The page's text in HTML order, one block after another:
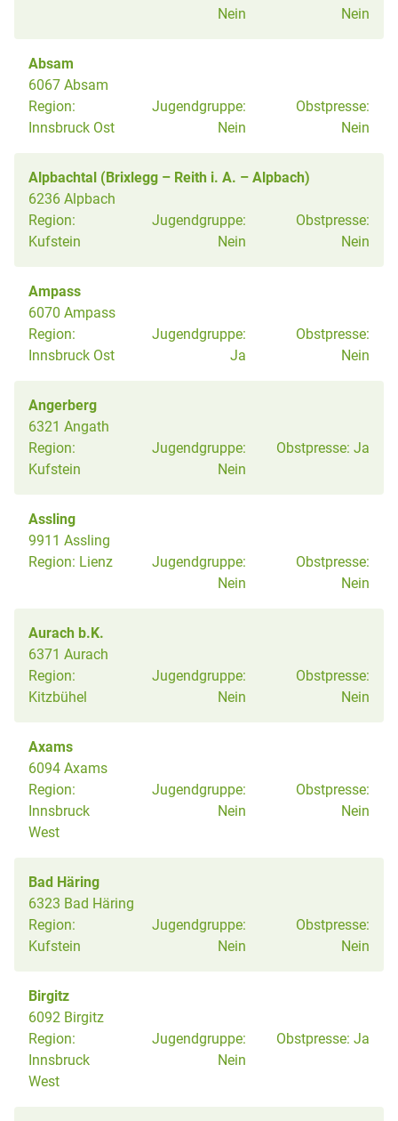
Nein
Nein
Absam
6067 Absam
Region:
Innsbruck Ost
Jugendgruppe:
Nein
Obstpresse:
Nein
Alpbachtal (Brixlegg – Reith i. A. – Alpbach)
6236 Alpbach
Region:
Kufstein
Jugendgruppe:
Nein
Obstpresse:
Nein
Ampass
6070 Ampass
Region:
Innsbruck Ost
Jugendgruppe:
Ja
Obstpresse:
Nein
Angerberg
6321 Angath
Region:
Kufstein
Jugendgruppe:
Nein
Obstpresse: Ja
Assling
9911 Assling
Region: Lienz
Jugendgruppe:
Nein
Obstpresse:
Nein
Aurach b.K.
6371 Aurach
Region:
Kitzbühel
Jugendgruppe:
Nein
Obstpresse:
Nein
Axams
6094 Axams
Region:
Innsbruck
West
Jugendgruppe:
Nein
Obstpresse:
Nein
Bad Häring
6323 Bad Häring
Region:
Kufstein
Jugendgruppe:
Nein
Obstpresse:
Nein
Birgitz
6092 Birgitz
Region:
Innsbruck
West
Jugendgruppe:
Nein
Obstpresse: Ja